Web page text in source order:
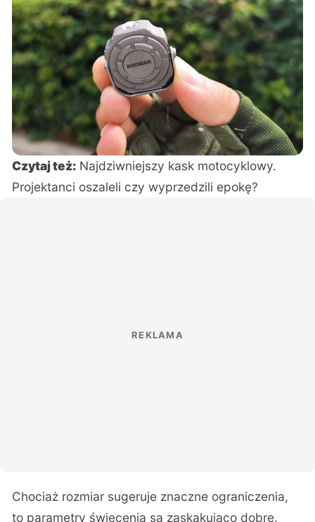
Czytaj też: Najdziwniejszy kask motocyklowy.
Projektanci oszaleli czy wyprzedzili epokę?
Chociaż rozmiar sugeruje znaczne ograniczenia,
to parametry świecenia są zaskakująco dobre.